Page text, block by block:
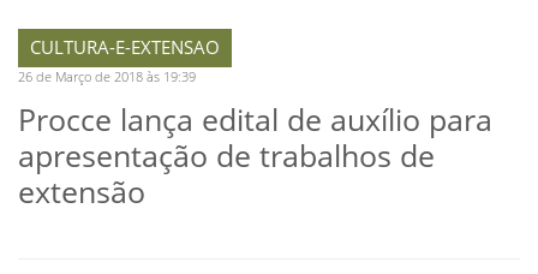
CULTURA-E-EXTENSAO
26 de Março de 2018 às 19:39
Procce lança edital de auxílio para
apresentação de trabalhos de
extensão